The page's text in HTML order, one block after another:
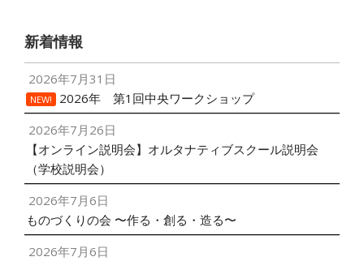
新着情報
2026年7月31日
NEW!
2026年 第1回中央ワークショップ
2026年7月26日
【オンライン説明会】オルタナティブスクール説明会
（学校説明会）
2026年7月6日
ものづくりの会 〜作る・創る・造る〜
2026年7月6日